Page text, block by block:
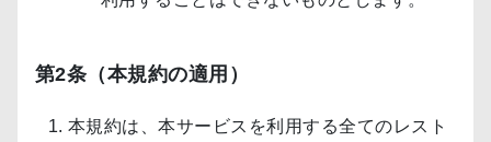
第2条（本規約の適用）
本規約は、本サービスを利用する全てのレスト